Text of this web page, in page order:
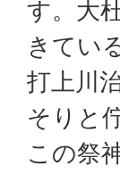
す。大
きてい
打上川
そりと
この祭